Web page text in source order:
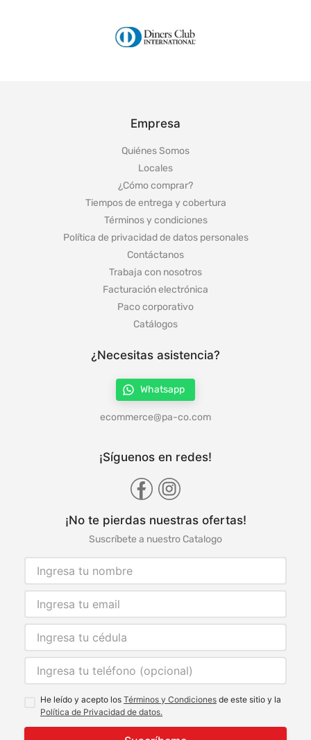
Empresa
Quiénes Somos
Locales
¿Cómo comprar?
Tiempos de entrega y cobertura
Términos y condiciones
Política de privacidad de datos personales
Contáctanos
Trabaja con nosotros
Facturación electrónica
Paco corporativo
Catálogos
¿Necesitas asistencia?
Whatsapp
ecommerce@pa-co.com
¡Síguenos en redes!
¡No te pierdas nuestras ofertas!
Suscríbete a nuestro Catalogo
He leído y acepto los Términos y Condiciones de este sitio y la
Política de Privacidad de datos.